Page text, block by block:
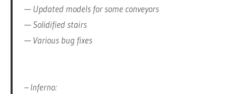
— Updated models for some conveyors
— Solidified stairs
— Various bug fixes
– Inferno: